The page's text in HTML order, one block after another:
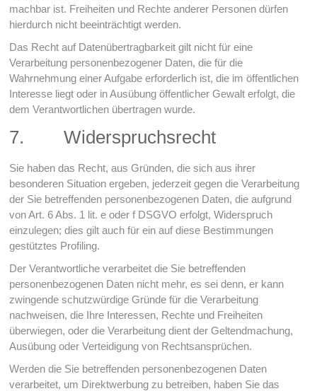
machbar ist. Freiheiten und Rechte anderer Personen dürfen
hierdurch nicht beeinträchtigt werden.
Das Recht auf Datenübertragbarkeit gilt nicht für eine
Verarbeitung personenbezogener Daten, die für die
Wahrnehmung einer Aufgabe erforderlich ist, die im öffentlichen
Interesse liegt oder in Ausübung öffentlicher Gewalt erfolgt, die
dem Verantwortlichen übertragen wurde.
7. Widerspruchsrecht
Sie haben das Recht, aus Gründen, die sich aus ihrer
besonderen Situation ergeben, jederzeit gegen die Verarbeitung
der Sie betreffenden personenbezogenen Daten, die aufgrund
von Art. 6 Abs. 1 lit. e oder f DSGVO erfolgt, Widerspruch
einzulegen; dies gilt auch für ein auf diese Bestimmungen
gestütztes Profiling.
Der Verantwortliche verarbeitet die Sie betreffenden
personenbezogenen Daten nicht mehr, es sei denn, er kann
zwingende schutzwürdige Gründe für die Verarbeitung
nachweisen, die Ihre Interessen, Rechte und Freiheiten
überwiegen, oder die Verarbeitung dient der Geltendmachung,
Ausübung oder Verteidigung von Rechtsansprüchen.
Werden die Sie betreffenden personenbezogenen Daten
verarbeitet, um Direktwerbung zu betreiben, haben Sie das